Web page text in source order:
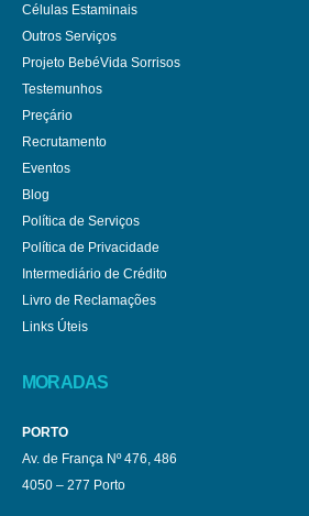
Células Estaminais
Outros Serviços
Projeto BebéVida Sorrisos
Testemunhos
Preçário
Recrutamento
Eventos
Blog
Política de Serviços
Política de Privacidade
Intermediário de Crédito
Livro de Reclamações
Links Úteis
MORADAS
PORTO
Av. de França Nº 476, 486
4050 – 277 Porto